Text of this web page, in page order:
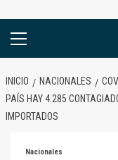
Menú
INICIO NACIONALES
PAÍS HAY 4.285
IMPORTADOS
Nacionales